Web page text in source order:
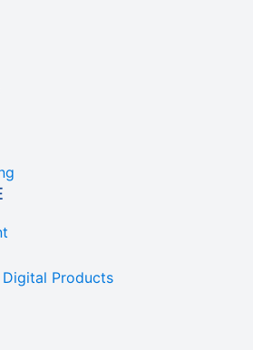
Products